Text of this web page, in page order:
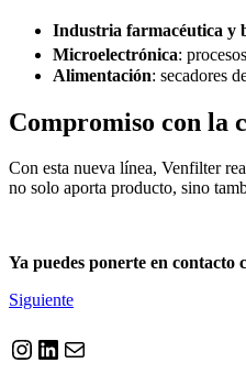
Industria farmacéutica y
Microelectrónica:
Alimentación: secadores
Compromiso con la
Con esta nueva línea, Venfilter
no solo aporta producto, sino
Ya puedes ponerte en
Siguiente
Instagram
LinkedIn
Correo electrónico